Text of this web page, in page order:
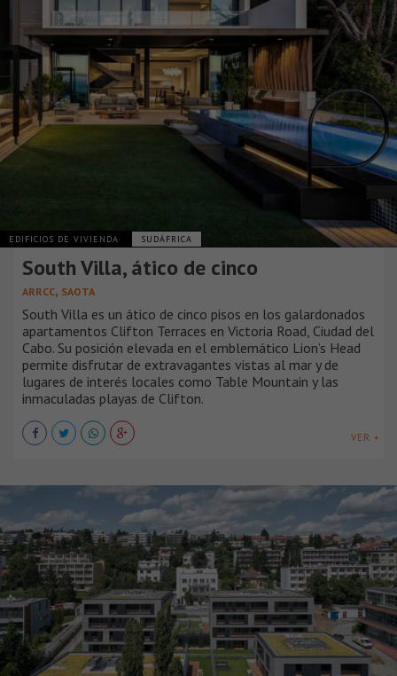
EDIFICIOS DE VIVIENDA SUDÁFRICA
South Villa, ático de cinco
ARRCC, SAOTA
South Villa es un ático de cinco pisos en los galardonados
apartamentos Clifton Terraces en Victoria Road, Ciudad del
Cabo. Su posición elevada en el emblemático Lion’s Head
permite disfrutar de extravagantes vistas al mar y de
lugares de interés locales como Table Mountain y las
inmaculadas playas de Clifton.
VER +